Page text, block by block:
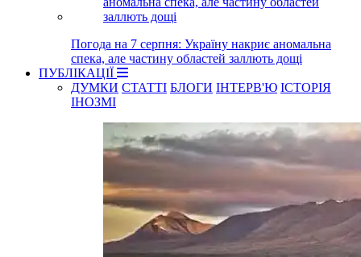
Погода на 7 серпня: Україну накриє аномальна
спека, але частину областей заллють дощі
ПУБЛІКАЦІЇ
ДУМКИ СТАТТІ БЛОГИ ІНТЕРВ'Ю ІСТОРІЯ
ІНОЗМІ